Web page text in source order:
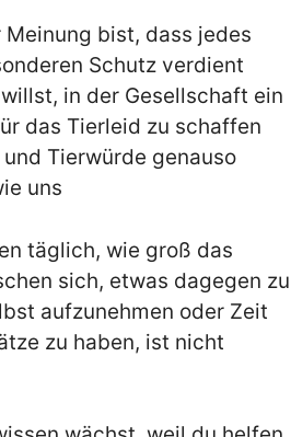
bist, dass jedes
Schutz verdient
in der Gesellschaft ein
das Tierleid zu schaffen
Tierwürde genauso
uns
täglich, wie groß das
sich, etwas dagegen zu
aufzunehmen oder Zeit
zu haben, ist nicht